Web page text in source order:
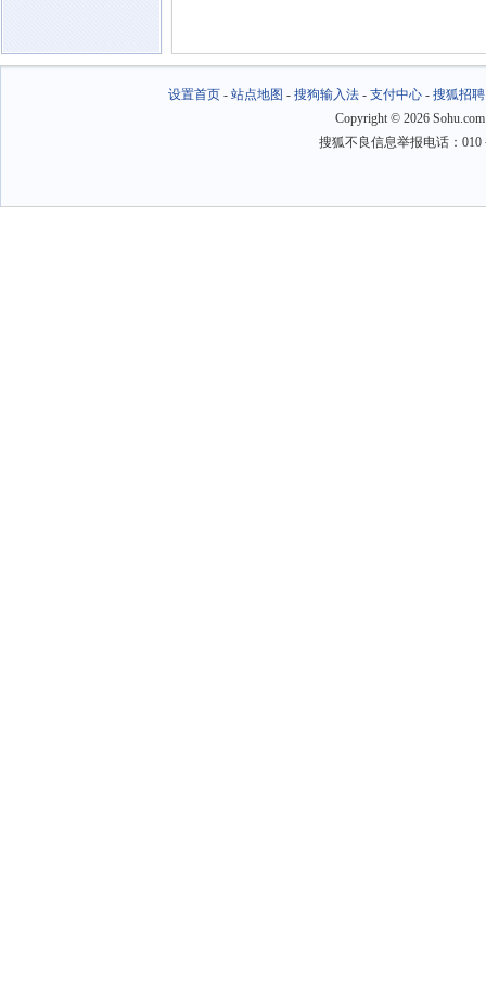
设置首页- 站点地图 - 搜狗输入法- 支付中心- 搜狐招聘
Copyright © 2026
搜狐不良信息举报电话：010